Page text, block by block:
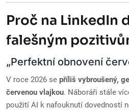
Proč na LinkedIn
falešným
„Perfektní obnovení
V roce 2026 se příliš vybroušený,
červenou vlajkou. Náboráři stále
použití AI k nafouknutí dovedností